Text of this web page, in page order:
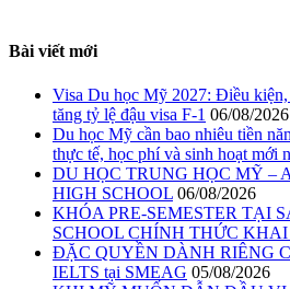
Bài viết mới
Visa Du học Mỹ 2027: Điều
tăng tỷ lệ đậu visa F-1 06/08/2026
Du học Mỹ cần bao nhiêu tiền
thực tế, học phí và sinh hoạt mới
DU HỌC TRUNG HỌC MỸ –
HIGH SCHOOL 06/08/2026
KHÓA PRE-SEMESTER TẠI
SCHOOL CHÍNH THỨC
ĐẶC QUYỀN DÀNH RIÊNG
IELTS tại SMEAG 05/08/2026